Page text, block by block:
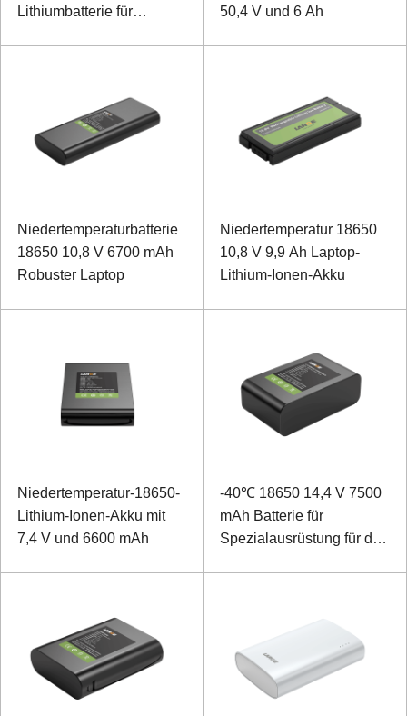
Lithiumbatterie für
50,4 V und 6 Ah
Niedertemperaturbatterie
18650 10,8 V 6700 mAh
Robuster Laptop
Niedertemperatur 18650
10,8 V 9,9 Ah Laptop-
Lithium-Ionen-Akku
Niedertemperatur-18650-
Lithium-Ionen-Akku mit
7,4 V und 6600 mAh
-40℃ 18650 14,4 V 7500
mAh Batterie für
Spezialausrüstung für den